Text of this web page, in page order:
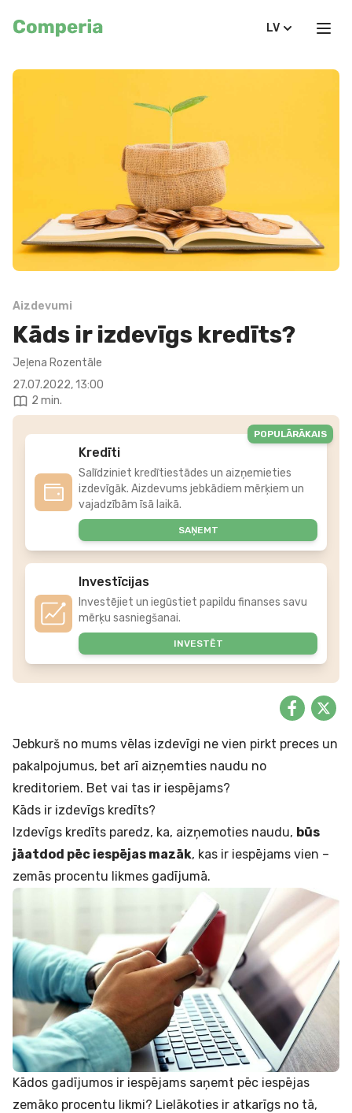
LV
Aizdevumi
Kāds ir izdevīgs kredīts?
Jeļena Rozentāle
27.07.2022, 13:00
2 min.
Kredīti
Salīdziniet kredītiestādes un aizņemieties
izdevīgāk. Aizdevums jebkādiem mērķiem un
vajadzībām īsā laikā.
SAŅEMT
POPULĀRĀKAIS
Investīcijas
Investējiet un iegūstiet papildu finanses savu
mērķu sasniegšanai.
INVESTĒT
Jebkurš no mums vēlas izdevīgi ne vien pirkt preces un
pakalpojumus, bet arī aizņemties naudu no
kreditoriem. Bet vai tas ir iespējams?
Kāds ir izdevīgs kredīts?
Izdevīgs kredīts paredz, ka, aizņemoties naudu, būs
jāatdod pēc iespējas mazāk, kas ir iespējams vien –
zemās procentu likmes gadījumā.
Kādos gadījumos ir iespējams saņemt pēc iespējas
zemāko procentu likmi? Lielākoties ir atkarīgs no tā,